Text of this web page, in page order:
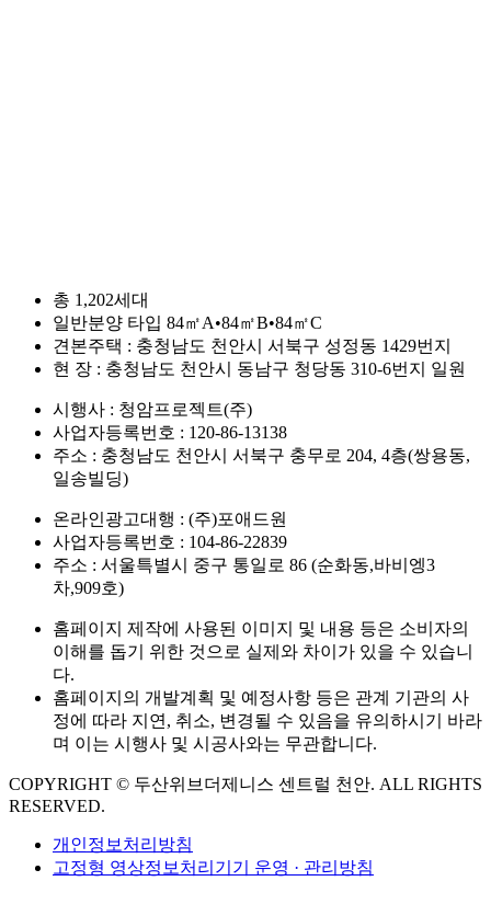
총 1,202세대
일반분양 타입 84㎡A•84㎡B•84㎡C
견본주택 : 충청남도 천안시 서북구 성정동 1429번지
현 장 : 충청남도 천안시 동남구 청당동 310-6번지 일원
시행사 : 청암프로젝트(주)
사업자등록번호 : 120-86-13138
주소 : 충청남도 천안시 서북구 충무로 204, 4층(쌍용동,
일송빌딩)
온라인광고대행 : (주)포애드원
사업자등록번호 : 104-86-22839
주소 : 서울특별시 중구 통일로 86 (순화동,바비엥3
차,909호)
홈페이지 제작에 사용된 이미지 및 내용 등은 소비자의
이해를 돕기 위한 것으로 실제와 차이가 있을 수 있습니
다.
홈페이지의 개발계획 및 예정사항 등은 관계 기관의 사
정에 따라 지연, 취소, 변경될 수 있음을 유의하시기 바라
며 이는 시행사 및 시공사와는 무관합니다.
COPYRIGHT © 두산위브더제니스 센트럴 천안. ALL RIGHTS
RESERVED.
개인정보처리방침
고정형 영상정보처리기기 운영 · 관리방침